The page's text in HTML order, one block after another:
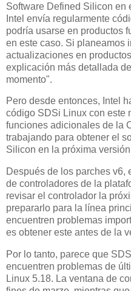
Software Defined Silicon en
Intel envía regularmente
podría usarse en productos
en este caso. Si planeamos
actualizaciones en
explicación más detallada
momento".
Pero desde entonces, Intel
código SDSi Linux con este
funciones adicionales de la
trabajando para obtener el
Silicon en la próxima
Después de los parches v6,
de controladores de la
revisar el controlador la
prepararlo para la línea
encuentren problemas
es obtener este antes de la
Por lo tanto, parece que
encuentren problemas de
Linux 5.18. La ventana de